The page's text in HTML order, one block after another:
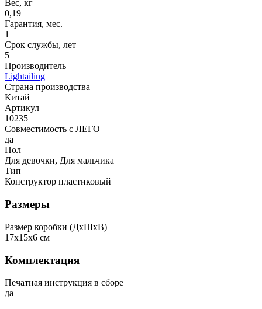
Вес, кг
0,19
Гарантия, мес.
1
Срок службы, лет
5
Производитель
Lightailing
Страна производства
Китай
Артикул
10235
Совместимость с ЛЕГО
да
Пол
Для девочки, Для мальчика
Тип
Конструктор пластиковый
Размеры
Размер коробки (ДxШxВ)
17x15x6 см
Комплектация
Печатная инструкция в сборе
да